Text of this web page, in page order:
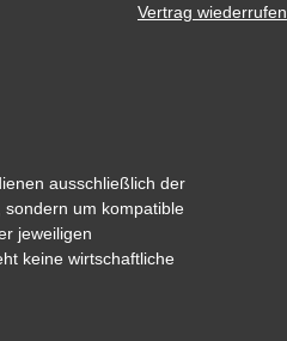
Vertrag wiederrufen
ausschließlich der
sondern um kompatible
jeweiligen
keine wirtschaftliche